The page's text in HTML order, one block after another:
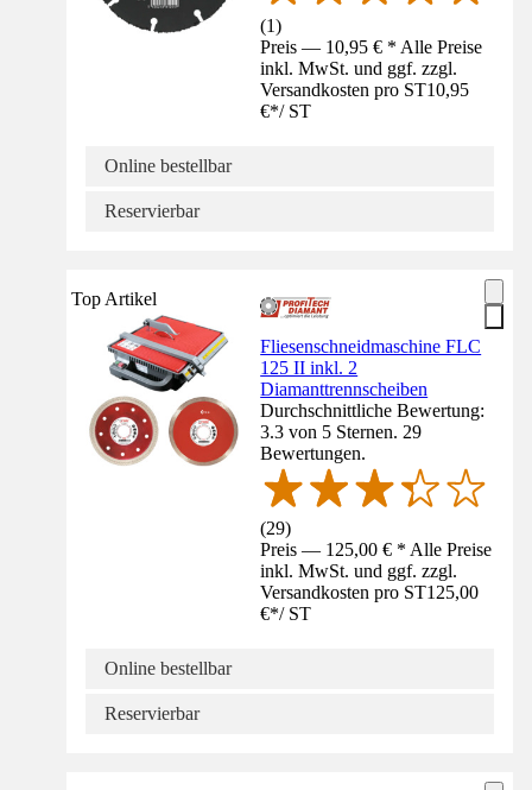
(1)
Preis — 10,95 € * Alle Preise
inkl. MwSt. und ggf. zzgl.
Versandkosten pro ST10,95
€*/ ST
Online bestellbar
Reservierbar
Top Artikel
Fliesenschneidmaschine FLC
125 II inkl. 2
Diamanttrennscheiben
Durchschnittliche Bewertung:
3.3 von 5 Sternen. 29
Bewertungen.
(29)
Preis — 125,00 € * Alle Preise
inkl. MwSt. und ggf. zzgl.
Versandkosten pro ST125,00
€*/ ST
Online bestellbar
Reservierbar